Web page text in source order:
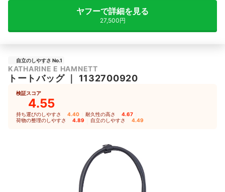
ヤフーで詳細を見る
27,500円
自立のしやすさ No.1
KATHARINE E HAMNETT
トートバッグ｜ 1132700920
検証スコア
4.55
持ち運びのしやすさ 4.40 耐久性の高さ 4.67
荷物の整理のしやすさ 4.89 自立のしやすさ 4.49